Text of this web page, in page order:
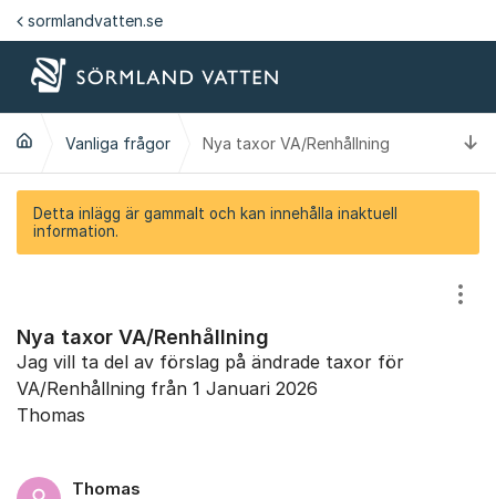
Hoppa till innehåll
sormlandvatten.se
Vanliga frågor Nya taxor VA/Renhållning
Detta inlägg är gammalt och kan innehålla inaktuell
information.
Nya taxor VA/Renhållning
Jag vill ta del av förslag på ändrade taxor för
VA/Renhållning från 1 Januari 2026
Thomas
Thomas